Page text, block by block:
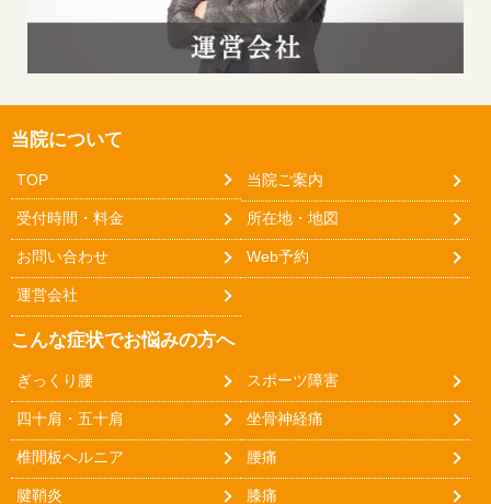
当院について
TOP 当院ご案内
受付時間・料金 所在地・地図
お問い合わせ Web予約
運営会社
こんな症状でお悩みの方へ
ぎっくり腰 スポーツ障害
四十肩・五十肩 坐骨神経痛
椎間板ヘルニア 腰痛
腱鞘炎 膝痛